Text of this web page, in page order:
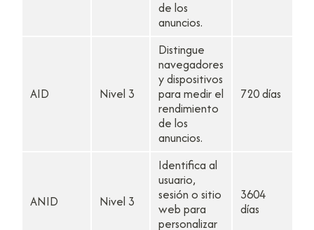
de los
anuncios.
AID Nivel 3
Distingue
navegadores
y dispositivos
para medir el
rendimiento
de los
anuncios.
720 días
ANID Nivel 3
Identifica al
usuario,
sesión o sitio
web para
personalizar
3604
días